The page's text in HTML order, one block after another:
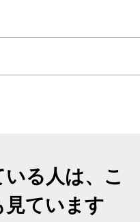
る人は、こ
ています